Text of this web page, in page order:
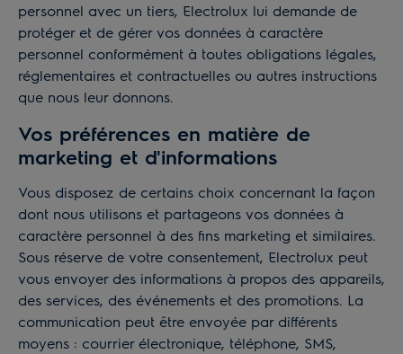
personnel avec un tiers, Electrolux lui demande de
protéger et de gérer vos données à caractère
personnel conformément à toutes obligations légales,
réglementaires et contractuelles ou autres instructions
que nous leur donnons.
Vos préférences en matière de
marketing et d'informations
Vous disposez de certains choix concernant la façon
dont nous utilisons et partageons vos données à
caractère personnel à des fins marketing et similaires.
Sous réserve de votre consentement, Electrolux peut
vous envoyer des informations à propos des appareils,
des services, des événements et des promotions. La
communication peut être envoyée par différents
moyens : courrier électronique, téléphone, SMS,